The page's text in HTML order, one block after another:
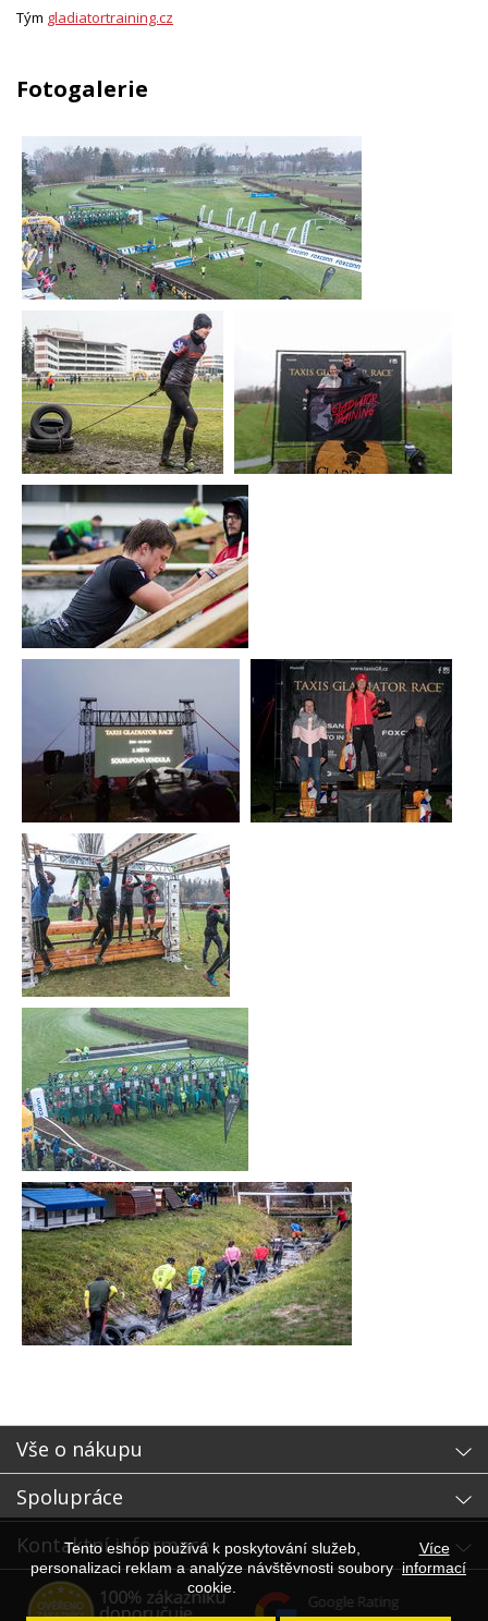
Tento eshop používá k poskytování služeb,
personalizaci reklam a analýze návštěvnosti soubory
cookie.
Více
informací
Tým gladiatortraining.cz
Fotogalerie
Vše o nákupu
Spolupráce
Kontaktní informace